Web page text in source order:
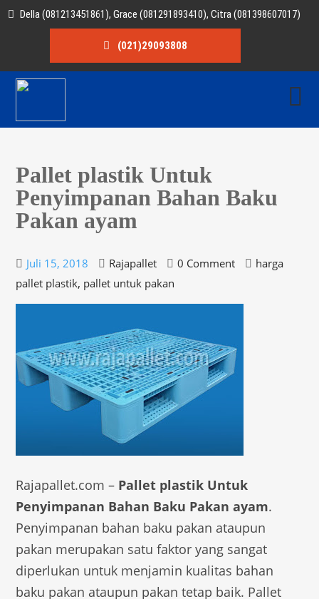
Della (081213451861), Grace (081291893410), Citra (081398607017)
(021)29093808
Pallet plastik Untuk
Penyimpanan Bahan Baku
Pakan ayam
Juli 15, 2018 Rajapallet 0 Comment
harga
pallet plastik, pallet untuk pakan
Rajapallet.com – Pallet plastik Untuk
Penyimpanan Bahan Baku Pakan ayam.
Penyimpanan bahan baku pakan ataupun
pakan merupakan satu faktor yang sangat
diperlukan untuk menjamin kualitas bahan
baku pakan ataupun pakan tetap baik. Pallet